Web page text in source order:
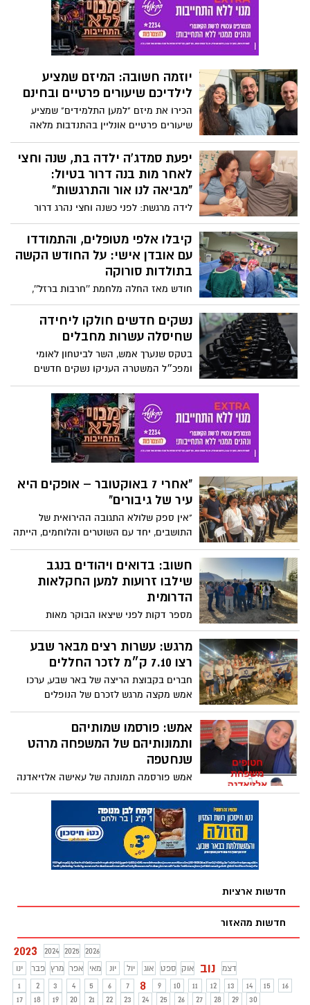
שרוצים לעזור ולסייע אך במקום זאת גנבו
רכוש של קורבנות הטבח
יוזמה חשובה: המיזם שמציע
לילדיכם שיעורים פרטיים ובחינם
הכירו את מיזם "למען התלמידים" שמציע
שיעורים פרטיים אונליין בהתנדבות מלאה
לתלמידי כיתות א'-יב' במגוון מקצועות
יפעת סמדג'ה ילדה בת, שנה וחצי
לאחר מות בנה דרור בטיול:
"מביאה לנו אור והתרגשות"
לידה מרגשת: לפני כשנה וחצי נהרג דרור
סמדג'ה, רק בן 7, כשנפל מחלון המלון שבו
שהה יחד עם משפחתו בזמן טיול בברצלונה,
כאשר רצה לצפות בילדים משחקים כדורגל
בחצר. ביום חמישי שעבר ילדה יפעת בת
בבית חולים 'סורוקה', ובכך הביאה לבעלה חגי
ושתי הבנות, אור חדש ומשמח לליבם.
קיבלו אלפי מטופלים, והתמודדו
עם אובדן אישי: על החודש הקשה
בתולדות סורוקה
חודש מאז החלה מלחמת ''חרבות ברזל'',
ובבית החולים סורוקה עוד לא עצרו להתמודד
עם האובדן האישי שלהם - זאת לאחר
שמספר אנשי צוות נרצחו ונפצעו קשה. לצד
עמוד תווך בעורף
נשקים חדשים חולקו ליחידה
שחיסלה עשרות מחבלים
בטקס שנערך אמש, השר לביטחון לאומי
ומפכ״ל המשטרה העניקו נשקים חדשים
ללוחמי החטיבה הטקטית כהוקרה והערכה
על פועלם במלחמה. במהלך הימים הראשונים
של הלחימה, חיסלה היחידה עשרות מחבלים
והצילה לא מעט בני אדם
"אחרי 7 באוקטובר – אופקים היא
עיר של גיבורים"
"אין ספק שלולא התגובה ההירואית של
התושבים, יחד עם השוטרים והלוחמים, הייתה
אופקים סופגת אבדות כבדות עוד יותר. אחרי
7 באוקטובר, אנו בהחלט יכולים לומר
שאופקים היא עיר של גיבורים" – כך אמר
אתמול ראש עיריית אופקים, איציק דנינו,
לאירועי שבת השחורה באופקים.
חשוב: בדואים ויהודים בנגב
שילבו זרועות למען החקלאות
הדרומית
מספר דקות לפני שיצאו הבוקר מאות
מתנדבים אל שטחי החקלאות בעוטף,
התקיימה הבוקר בפארק תעשייה עידן הנגב
מסיבת עיתונאים בהשתתפות ראש מ.א בני
למשק", עימאד אלסאנע- מנכ"ל פארק
התעשייה המשותף, ארנון קולומבוס- מנכ"ל
הנגב- בדואים ויהודים כאחד להמשיך
להצטרף ליוזמת הסיוע ו"לתת יד" בקטיף
התוצרת הישראלית. זאת במטרה להגדיל את
היקפי המתנדבים בשטח ולאפשר עשייה,
מרגש: עשרות רצים מבאר שבע
רצו 7.10 ק״מ לזכר החללים
חברים בקבוצת הריצה של באר שבע, ערכו
אמש מקצה מרגש לזכרם של הנופלים
והחללים במתקפת הפתע של בוקר ה-7.10
אמש: פורסמו שמותיהם
ותמונותיהם של המשפחה מרהט
שנחטפה
אמש פורסמה תמונתה של עאישה אלזיאדנה
בת ה-17, שנחטפה לעזה ביחד אביה יוסף
ואחייה חמזה ובילאל.
חדשות ארציות
חדשות מהאזור
2023 2024 2025
2026
ינו
פבר מרץ אפר מאי יונ יול אוג ספט אוק נוב
דצמ
1
2 3 4 5 6 7 8 9 10 11 12 13 14 15
16
17
18 19 20 21 22 23 24 25 26 27 28 29 30